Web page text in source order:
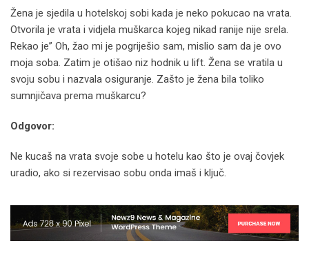
Žena je sjedila u hotelskoj sobi kada je neko pokucao na vrata.
Otvorila je vrata i vidjela muškarca kojeg nikad ranije nije srela.
Rekao je” Oh, žao mi je pogriješio sam, mislio sam da je ovo
moja soba. Zatim je otišao niz hodnik u lift. Žena se vratila u
svoju sobu i nazvala osiguranje. Zašto je žena bila toliko
sumnjičava prema muškarcu?
Odgovor:
Ne kucaš na vrata svoje sobe u hotelu kao što je ovaj čovjek
uradio, ako si rezervisao sobu onda imaš i ključ.